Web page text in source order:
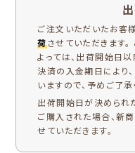
ご注文いただいたお客様
荷させていただきます
よっては、出荷開始日
決済の入金期日により
いますので、予めご了承
出荷開始日が決められ
ご購入された場合、新
せていただきます。